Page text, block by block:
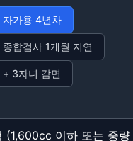
자가용 4년차
종합검사 1개월 지연
+ 3자녀 감면